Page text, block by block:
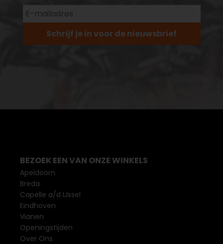
Schrijf je in voor de nieuwsbrief
BEZOEK EEN VAN ONZE WINKELS
Apeldoorn
Breda
Capelle a/d IJssel
Eindhoven
Vianen
Openingstijden
Over Ons